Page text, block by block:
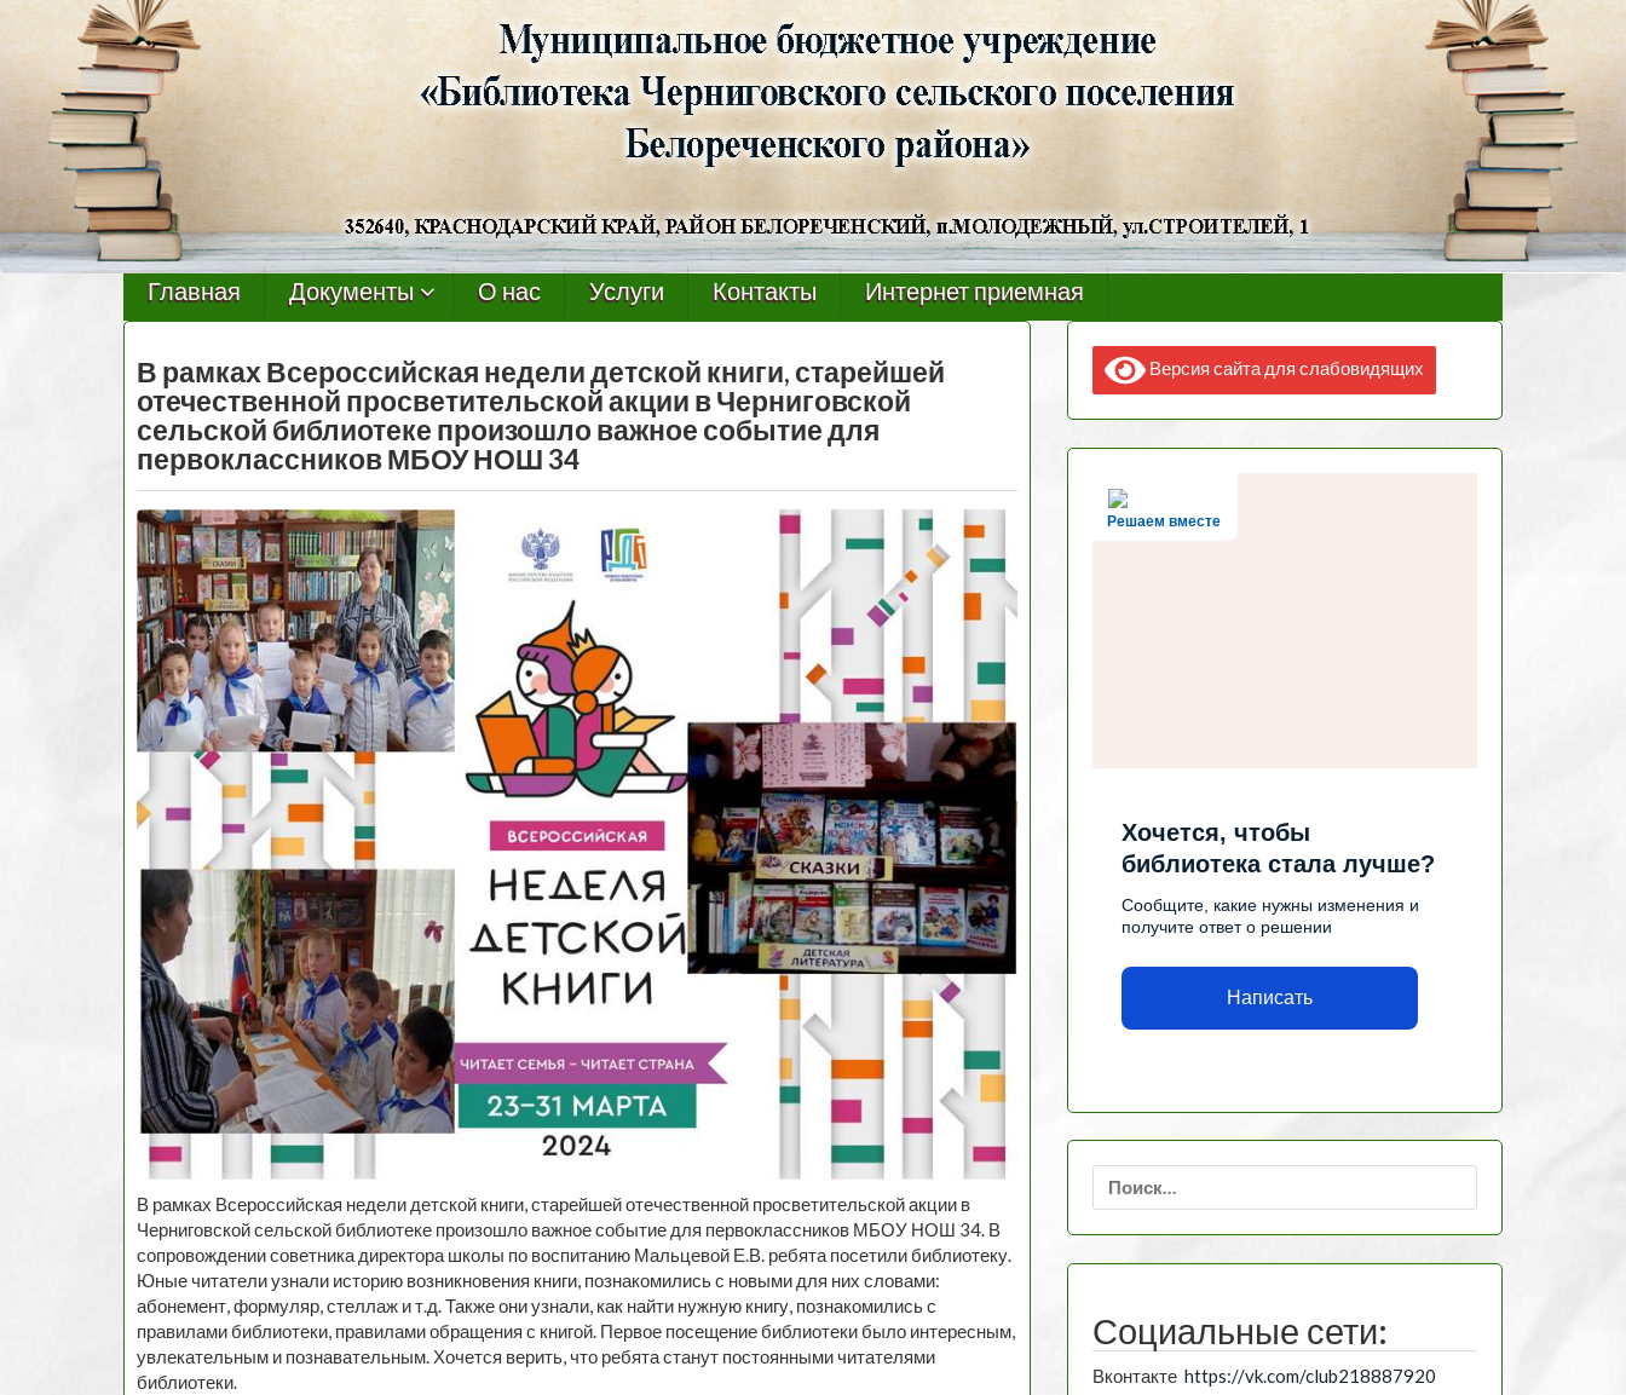
Черниговская
библиотека
Главная Документы О нас Услуги Контакты Интернет приемная
В рамках Всероссийская недели детской книги, старейшей
отечественной просветительской акции в Черниговской
сельской библиотеке произошло важное событие для
первоклассников МБОУ НОШ 34
В рамках Всероссийская недели детской книги, старейшей отечественной просветительской акции в
Черниговской сельской библиотеке произошло важное событие для первоклассников МБОУ НОШ 34. В
сопровождении советника директора школы по воспитанию Мальцевой Е.В. ребята посетили библиотеку.
Юные читатели узнали историю возникновения книги, познакомились с новыми для них словами:
абонемент, формуляр, стеллаж и т.д. Также они узнали, как найти нужную книгу, познакомились с
правилами библиотеки, правилами обращения с книгой. Первое посещение библиотеки было интересным,
увлекательным и познавательным. Хочется верить, что ребята станут постоянными читателями
библиотеки.
Версия сайта для слабовидящих
Решаем вместе
Хочется, чтобы
библиотека стала лучше?
Сообщите, какие нужны изменения и
получите ответ о решении
Написать
Найти:
Социальные сети:
Вконтакте https://vk.com/club218887920